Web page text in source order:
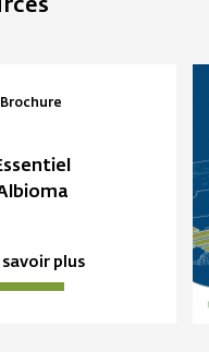
Brochure
savoir plus